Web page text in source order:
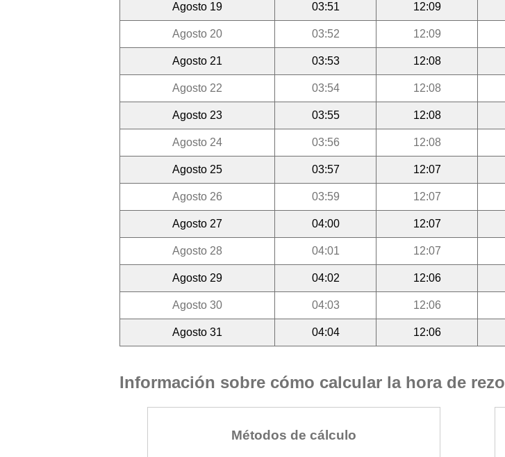
Agosto 19 03:51 12:09
Agosto 20 03:52 12:09
Agosto 21 03:53 12:08
Agosto 22 03:54 12:08
Agosto 23 03:55 12:08
Agosto 24 03:56 12:08
Agosto 25 03:57 12:07
Agosto 26 03:59 12:07
Agosto 27 04:00 12:07
Agosto 28 04:01 12:07
Agosto 29 04:02 12:06
Agosto 30 04:03 12:06
Agosto 31 04:04 12:06
Información sobre cómo calcular la hora de rezo
Métodos de cálculo